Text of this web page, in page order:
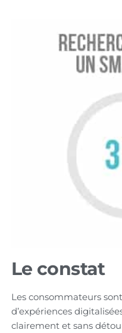
Le constat
Les consommateurs
d’expériences
clairement et sans